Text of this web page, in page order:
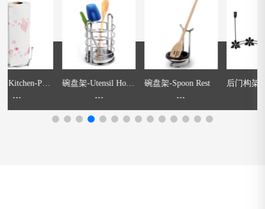
碗盘架-Utensil Hold
碗盘架-Spoon Rest
后门构架-Over The